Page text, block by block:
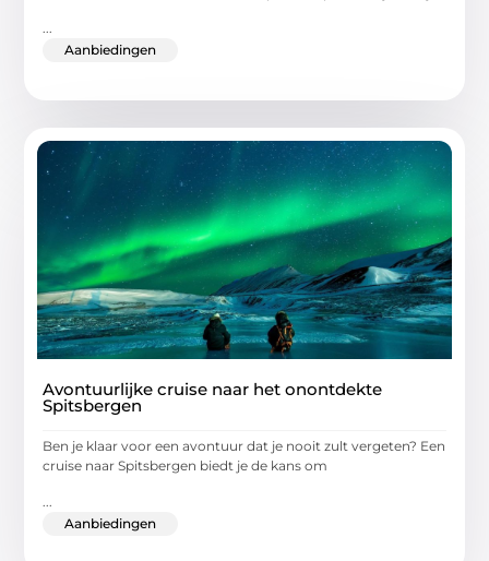
...
Aanbiedingen
Avontuurlijke cruise naar het onontdekte
Spitsbergen
Ben je klaar voor een avontuur dat je nooit zult vergeten? Een
cruise naar Spitsbergen biedt je de kans om
Aanbiedingen